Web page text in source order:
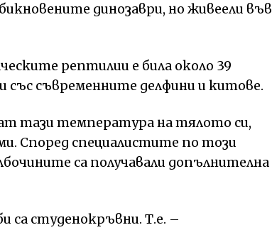
динозаври, но живеели във
рептилии е била около 39
със съвременните делфини и китове.
тази температура на тялото си,
Според специалистите по този
са получавали допълнителна
са студенокръвни. Т.е. –